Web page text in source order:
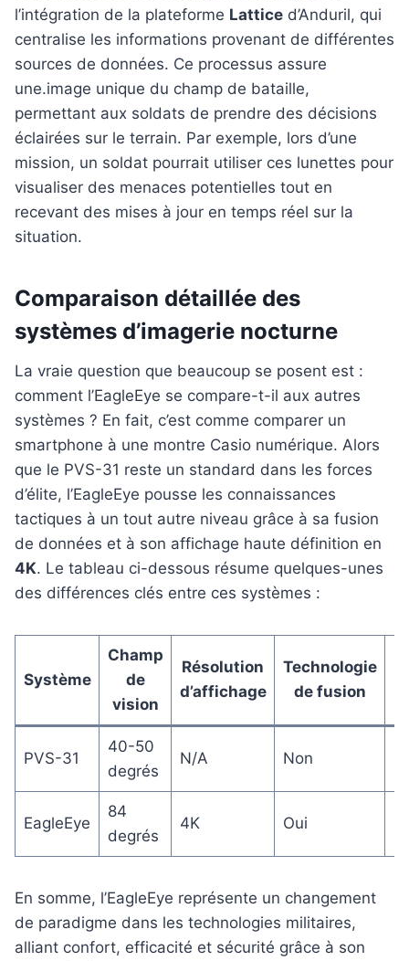
l’intégration de la plateforme Lattice d’Anduril, qui
centralise les informations provenant de différentes
sources de données. Ce processus assure
une.image unique du champ de bataille,
permettant aux soldats de prendre des décisions
éclairées sur le terrain. Par exemple, lors d’une
mission, un soldat pourrait utiliser ces lunettes pour
visualiser des menaces potentielles tout en
recevant des mises à jour en temps réel sur la
situation.
Comparaison détaillée des
systèmes d’imagerie nocturne
La vraie question que beaucoup se posent est :
comment l’EagleEye se compare-t-il aux autres
systèmes ? En fait, c’est comme comparer un
smartphone à une montre Casio numérique. Alors
que le PVS-31 reste un standard dans les forces
d’élite, l’EagleEye pousse les connaissances
tactiques à un tout autre niveau grâce à sa fusion
de données et à son affichage haute définition en
4K. Le tableau ci-dessous résume quelques-unes
des différences clés entre ces systèmes :
Système
Champ
de
vision
Résolution
d’affichage
Technologie
de fusion
PVS-31
40-50
degrés
N/A Non
EagleEye
84
degrés
4K Oui
En somme, l’EagleEye représente un changement
de paradigme dans les technologies militaires,
alliant confort, efficacité et sécurité grâce à son